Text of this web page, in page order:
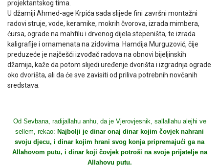
projektantskog tima.
U džamiji Ahmed-age Krpića sada slijede fini završni montažni
radovi struje, vode, keramike, mokrih čvorova, izrada mimbera,
ćursa, ograde na mahfilu i drvenog dijela stepeništa, te izrada
kaligrafije i ornamenata na zidovima. Hamdija Murguzović, čije
preduzeće je najčešći izvođač radova na obnovi bijeljinskih
džamija, kaže da potom slijedi uređenje dvorišta i izgradnja ograde
oko dvorišta, ali da će sve zavisiti od priliva potrebnih novčanih
sredstava.
Od Sevbana, radijallahu anhu, da je Vjerovjesnik, sallallahu alejhi ve
sellem, rekao: Najbolji je dinar onaj dinar kojim čovjek nahrani
svoju djecu, i dinar kojim hrani svog konja pripremajući ga na
Allahovom putu, i dinar koji čovjek potroši na svoje prijatelje na
Allahovu putu.